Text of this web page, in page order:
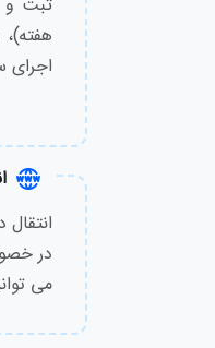
اجرای
در
می